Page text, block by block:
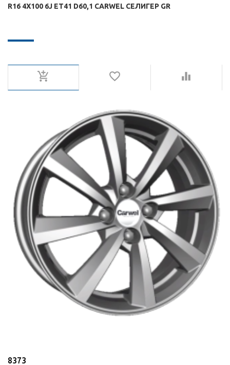
R16 4X100 6J ET41 D60,1 CARWEL СЕЛИГЕР GR
8373